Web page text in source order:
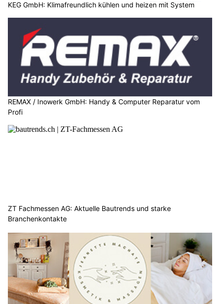
KEG GmbH: Klimafreundlich kühlen und heizen mit System
REMAX / Inowerk GmbH: Handy & Computer Reparatur vom
Profi
ZT Fachmessen AG: Aktuelle Bautrends und starke
Branchenkontakte